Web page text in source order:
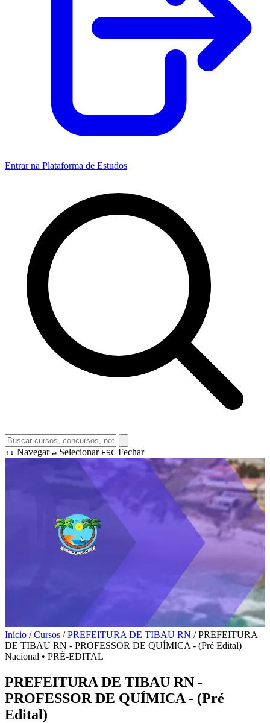
Entrar na Plataforma de Estudos
↑↓ Navegar ↵ Selecionar ESC Fechar
Início / Cursos / PREFEITURA DE TIBAU RN / PREFEITURA
DE TIBAU RN - PROFESSOR DE QUÍMICA - (Pré Edital)
Nacional • PRÉ-EDITAL
PREFEITURA DE TIBAU RN -
PROFESSOR DE QUÍMICA - (Pré
Edital)